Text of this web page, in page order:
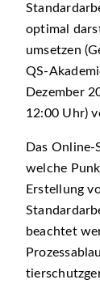
optimal
umsetzen
QS-
Dezember
12:00 Uhr)
Das Online-
welche
Erstellung
beachtet